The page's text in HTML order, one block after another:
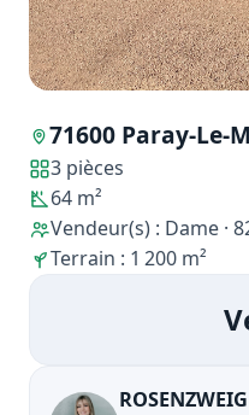
71600 Paray-Le-
3 pièces
64 m²
Vendeur(s) : Dame ·
Terrain : 1 200 m²